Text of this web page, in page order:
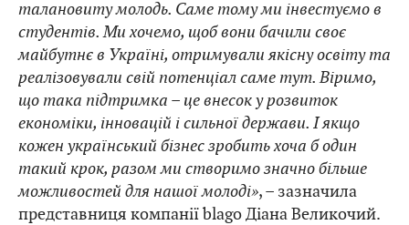
талановиту молодь. Саме тому ми інвестуємо в
студентів. Ми хочемо, щоб вони бачили своє
майбутнє в Україні, отримували якісну освіту та
реалізовували свій потенціал саме тут. Віримо,
що така підтримка – це внесок у розвиток
економіки, інновацій і сильної держави. І якщо
кожен український бізнес зробить хоча б один
такий крок, разом ми створимо значно більше
можливостей для нашої молоді», – зазначила
представниця компанії blago Діана Великочий.